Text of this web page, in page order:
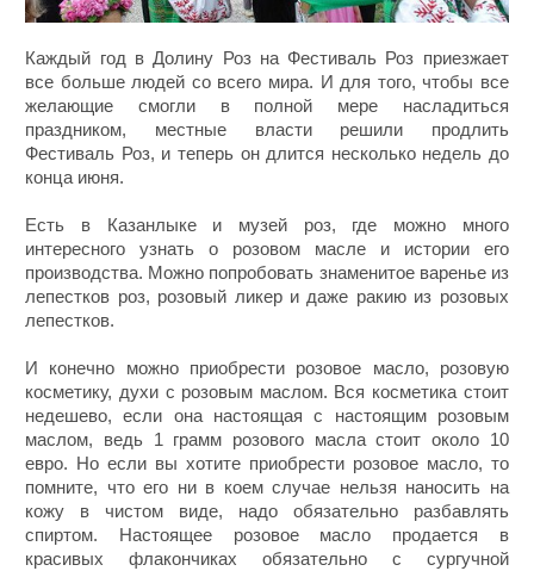
Каждый год в Долину Роз на Фестиваль Роз приезжает
все больше людей со всего мира. И для того, чтобы все
желающие смогли в полной мере насладиться
праздником, местные власти решили продлить
Фестиваль Роз, и теперь он длится несколько недель до
конца июня.
Есть в Казанлыке и музей роз, где можно много
интересного узнать о розовом масле и истории его
производства. Можно попробовать знаменитое варенье из
лепестков роз, розовый ликер и даже ракию из розовых
лепестков.
И конечно можно приобрести розовое масло, розовую
косметику, духи с розовым маслом. Вся косметика стоит
недешево, если она настоящая с настоящим розовым
маслом, ведь 1 грамм розового масла стоит около 10
евро. Но если вы хотите приобрести розовое масло, то
помните, что его ни в коем случае нельзя наносить на
кожу в чистом виде, надо обязательно разбавлять
спиртом. Настоящее розовое масло продается в
красивых флакончиках обязательно с сургучной